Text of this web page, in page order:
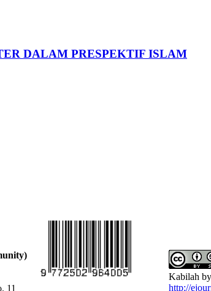
DALAM PRESPEKTIF ISLAM
11
Kabilah by
http://